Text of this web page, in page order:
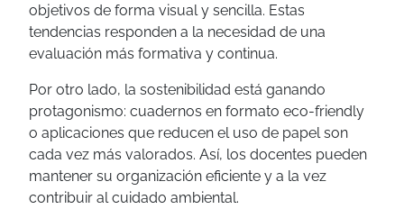
objetivos de forma visual y sencilla. Estas
tendencias responden a la necesidad de una
evaluación más formativa y continua.
Por otro lado, la sostenibilidad está ganando
protagonismo: cuadernos en formato eco-friendly
o aplicaciones que reducen el uso de papel son
cada vez más valorados. Así, los docentes pueden
mantener su organización eficiente y a la vez
contribuir al cuidado ambiental.